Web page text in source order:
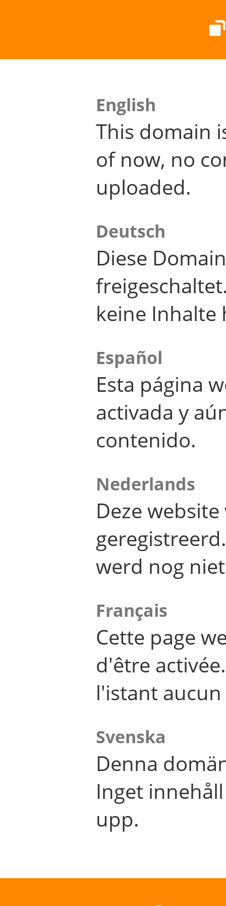
English
This domain
of now, no
uploaded.
Deutsch
Diese
keine Inhalte
Español
Esta página
activada y
contenido.
Nederlands
Deze
werd nog
Français
Cette page
d'être
l'istant
Svenska
Denna
Inget
upp.